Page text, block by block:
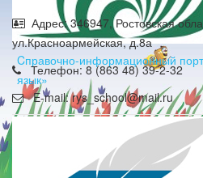
Cправочно-информационный
язык»
Адрес: 346947, Ростовская
ул.Красноармейская, д.8а
Телефон: 8 (863 48) 39-2-32
E-mail: rys_school@mail.ru